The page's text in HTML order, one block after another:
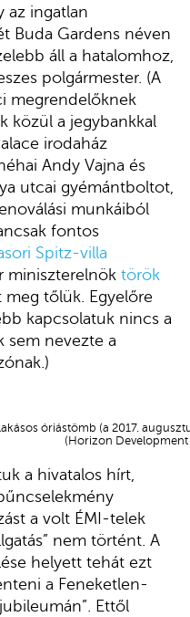
az ingatlan
Buda Gardens néven
áll a hatalomhoz,
polgármester. (A
megrendelőknek
közül a jegybankkal
irodaház
Andy Vajna és
utcai gyémántboltot,
munkáiból
fontos
Spitz-villa
miniszterelnök török
meg tőlük. Egyelőre
kapcsolatuk nincs a
sem nevezte a
óriástömb (a 2017.
(Horizon
a hivatalos hírt,
a volt ÉMI-telek
nem történt. A
helyett tehát ezt
a Feneketlen-
Ettől